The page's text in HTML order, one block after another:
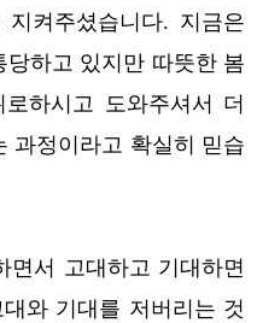
켜주셨습니다. 지금은
하고 있지만 따뜻한 봄
하시고 도와주셔서 더
과정이라고 확실히 믿습
면서 고대하고 기대하면
와 기대를 저버리는 것